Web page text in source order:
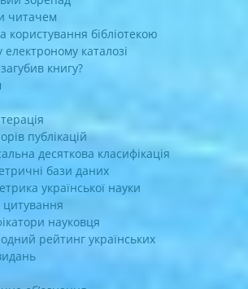
читачем
користування бібліотекою
каталозі
книгу?
публікацій
десяткова класифікація
бази даних
української науки
цитування
науковця
рейтинг українських